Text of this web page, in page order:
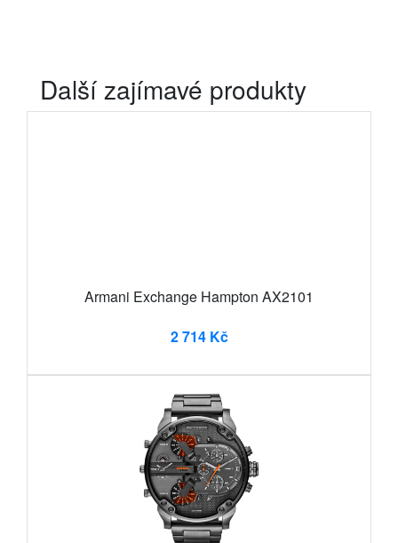
Další zajímavé produkty
Armani Exchange Hampton AX2101
2 714 Kč